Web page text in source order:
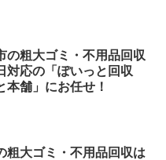
の粗大ゴミ・不用品回収
対応の「ぽいっと回収
本舗」にお任せ！
粗大ゴミ・不用品回収は